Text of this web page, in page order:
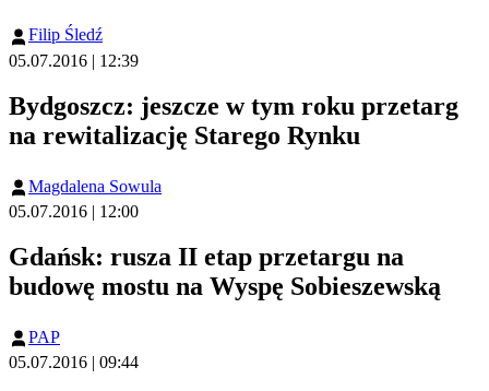
Filip Śledź
05.07.2016 | 12:39
Bydgoszcz: jeszcze w tym roku przetarg
na rewitalizację Starego Rynku
Magdalena Sowula
05.07.2016 | 12:00
Gdańsk: rusza II etap przetargu na
budowę mostu na Wyspę Sobieszewską
PAP
05.07.2016 | 09:44